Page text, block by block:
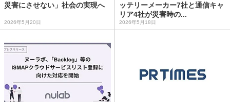
災害にさせない」社会の実現へ
2026年5月20日
ッテリーメーカー7社と通信キャ
リア4社が災害時の...
2026年5月18日